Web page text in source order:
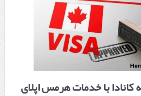
با خدمات هرمس اپلای